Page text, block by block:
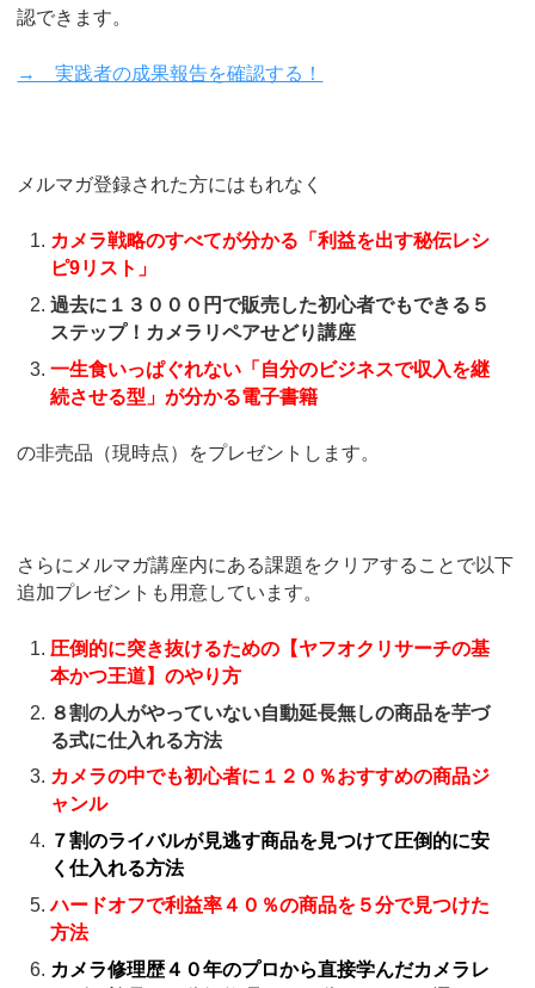
認できます。
→ 実践者の成果報告を確認する！
メルマガ登録された方にはもれなく
カメラ戦略のすべてが分かる「利益を出す秘伝レシ
ピ9リスト」
過去に１３０００円で販売した初心者でもできる５
ステップ！カメラリペアせどり講座
一生食いっぱぐれない「自分のビジネスで収入を継
続させる型」が分かる電子書籍
の非売品（現時点）をプレゼントします。
さらにメルマガ講座内にある課題をクリアすることで以下
追加プレゼントも用意しています。
圧倒的に突き抜けるための【ヤフオクリサーチの基
本かつ王道】のやり方
８割の人がやっていない自動延長無しの商品を芋づ
る式に仕入れる方法
カメラの中でも初心者に１２０％おすすめの商品ジ
ャンル
７割のライバルが見逃す商品を見つけて圧倒的に安
く仕入れる方法
ハードオフで利益率４０％の商品を５分で見つけた
方法
カメラ修理歴４０年のプロから直接学んだカメラレ